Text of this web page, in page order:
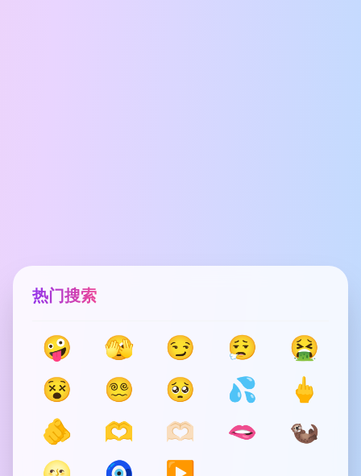
热门搜索
🤪 🫣 😏 😮‍💨
🤮
😵
😵‍💫 🥺 💦
🖕
🫵
🫶 🫶🏻 🫦
🦦